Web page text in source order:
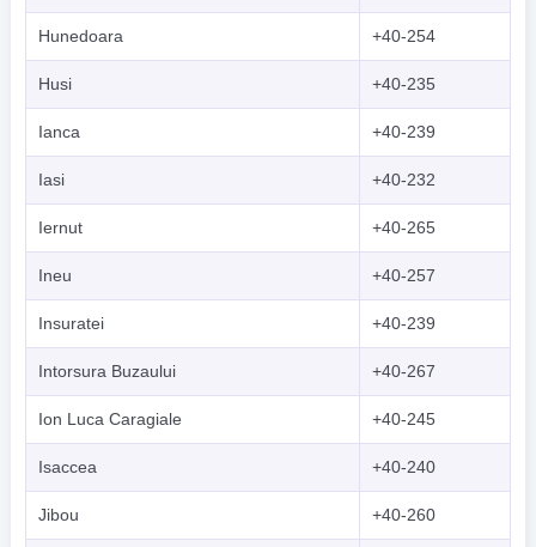
Hunedoara +40-254
Husi +40-235
Ianca +40-239
Iasi +40-232
Iernut +40-265
Ineu +40-257
Insuratei +40-239
Intorsura Buzaului +40-267
Ion Luca Caragiale +40-245
Isaccea +40-240
Jibou +40-260